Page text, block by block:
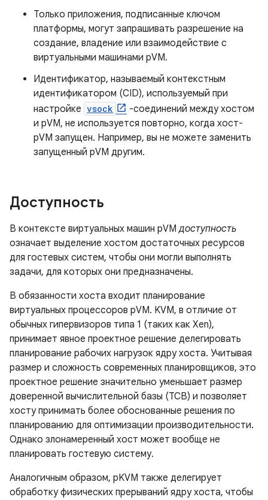
Только приложения, подписанные ключом
платформы, могут запрашивать разрешение на
создание, владение или взаимодействие с
виртуальными машинами pVM.
Идентификатор, называемый контекстным
идентификатором (CID), используемый при
настройке vsock
-соединений между хостом
и pVM, не используется повторно, когда хост-
pVM запущен. Например, вы не можете заменить
запущенный pVM другим.
Доступность
В контексте виртуальных машин pVMдоступность
означает выделение хостом достаточных ресурсов
для гостевых систем, чтобы они могли выполнять
задачи, для которых они предназначены.
В обязанности хоста входит планирование
виртуальных процессоров pVM. KVM, в отличие от
обычных гипервизоров типа 1 (таких как Xen),
принимает явное проектное решение делегировать
планирование рабочих нагрузок ядру хоста. Учитывая
размер и сложность современных планировщиков, это
проектное решение значительно уменьшает размер
доверенной вычислительной базы (TCB) и позволяет
хосту принимать более обоснованные решения по
планированию для оптимизации производительности.
Однако злонамеренный хост может вообще не
планировать гостевую систему.
Аналогичным образом, pKVM также делегирует
обработку физических прерываний ядру хоста, чтобы